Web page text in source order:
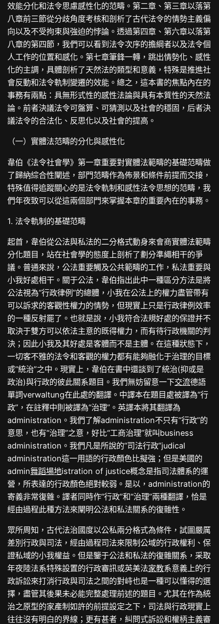
效能分化和法令思慮感性化的范疇。第二章、第三章以落第
八章前三節從分歧角度考核和剖析了古代法令的情勢主義偏
向以及不受拘束與強迫的悖論。透過第四章、第六章以落第
八章的第四節，我們可以看到法令次序的擔綱者以及法令個
人工作的位置和感化。第七章筆鋒一轉，跳出情勢化、感性
化的主調，具體剖析了天然法的類型和意義，特殊是推進社
會反動和法令軌制變遷的效能。總之，這本書的焦點內在的
事務有兩點：具無形式性的感性法論與具有本質性的天然法
論。前者決議法令可盤算、可猜測以及社會的穩固，后者決
議法令的合法化、反思化以及社會的提高。
（一）實體法范疇的分化與感性化
韋伯《法令社會學》第一章重要對實體法範疇的基礎范疇做
了歸納綜合性闡述，部門范疇作為佈景和條件前提而交接，
特殊值得追蹤關心的是法令軌制和感性法令思想的范疇，我
們年夜致可以從這兩個部門來掌握本章的重要內在的事務。
1. 法令軌制的基礎范疇
起首，韋伯從公法與私法的二分格式動身來會商實體法範疇
分化題目，站在社會學的態度上剖析了劃分準繩相干的爭
議。普通來說，公法重要觸及公共範疇的工作，私法重要與
小我好處相干。關于公法，韋伯指出此中一種區分方法是將
公法視為“行政律例”的總體，小我在公法上的權力盡管帶有
可以訴求的客觀性權力的情勢，但現實上只是行政律例效率
的一種反射罷了。也就是說，小我符合法規好處的保證并不
取決于雙方可以依法主意的既得權力，而有待行政機關的判
決；因此小我及其好處是客體而不是主體。在這種狀態下，
一切客不雅的法令和客觀的權力都有能夠融化于治理的目標
或“統治”之中。現實上，韋伯在書中還談到了統治(抑或是
政治)與行政的彼此關系題目。我們無妨留意一下交流德語
單詞verwaltung在此處的翻譯。中譯本在題目處被譯為“行
政”，在註釋中則被譯為“治理”。英譯本將其翻譯為
administration。我們了解administration不只有“行政”的
意思，也有“治理”之意，好比“工商治理”就叫business
administration。我們凡是所說的“司法行政”judical
administration這一用語的行政顏色比擬強；但是美國的
admin舞蹈場地istration of justice概念是指司法體系的運
營，所表達的行政顏色絕對較弱。是以，administration的
寄義非常復雜。譯者同時作“行政”和“治理”兩種翻譯，恰是
經由過程此種方法來闡明公法和私法關系的復雜性。
眾所周知，古代法治國度以公私兩分格式為條件，試圖嚴厲
差別行政與司法，經由過程司法來限制公域的行政權利、保
證私域的小我權益。但是鑒于公法和私法的復雜關系，采取
年夜陸法系特殊設置的行政審訊或英美法家教系意義上的行
政訴訟來打消行政與司法之間的對峙也是一種可以懂得的選
擇，盡管其後果未必能完整處理前述的題目。尤其在作為統
治之原型的家產制如許的前提設定之下，司法與行政現實上
往往沒有明白的界線；更有甚者，糾問式訴訟和權柄主義審